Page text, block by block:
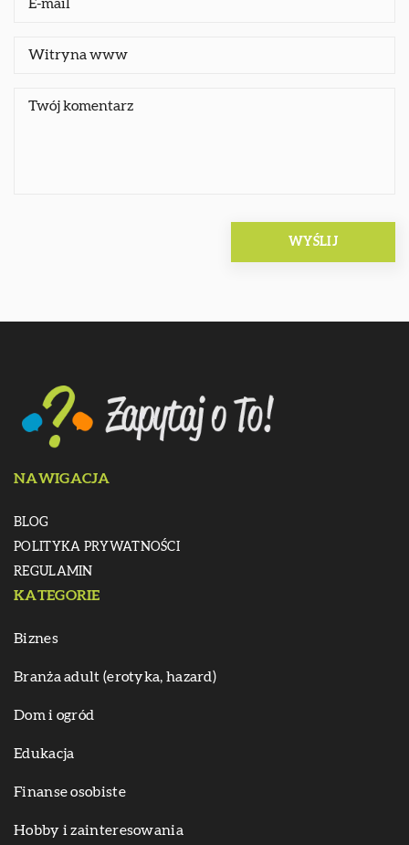
NAWIGACJA
BLOG
POLITYKA PRYWATNOŚCI
REGULAMIN
KATEGORIE
Biznes
Branża adult (erotyka, hazard)
Dom i ogród
Edukacja
Finanse osobiste
Hobby i zainteresowania